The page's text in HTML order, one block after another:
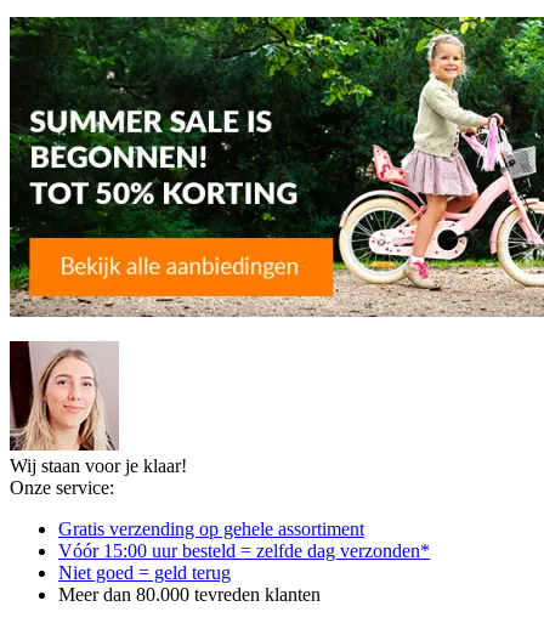
Wij staan voor je klaar!
Onze service:
Gratis verzending op gehele assortiment
Vóór 15:00 uur besteld = zelfde dag verzonden*
Niet goed = geld terug
Meer dan 80.000 tevreden klanten